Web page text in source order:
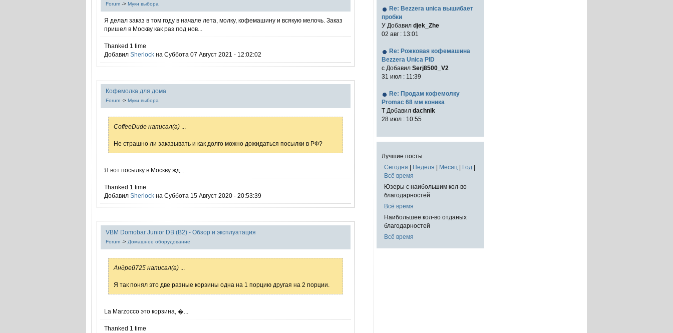
Forum -> Муки выбора
Я делал заказ в том году в начале лета, молку, кофемашину и всякую мелочь. Заказ
пришел в Москву как раз под нов...
Thanked 1 time
Добавил Sherlock на Суббота 07 Август 2021 - 12:02:02
Кофемолка для дома
Forum -> Муки выбора
CoffeeDude написал(а)
Не страшно ли заказывать и как долго можно дожидаться посылки в РФ?
Я вот посылку в Москву жд...
Thanked 1 time
Добавил Sherlock на Суббота 15 Август 2020 - 20:53:39
VBM Domobar Junior DB (B2) - Обзор и эксплуатация
Forum -> Домашнее оборудование
Андрей725 написал(а)
Я так понял это две разные корзины одна на 1 порцию другая на 2 порции.
La Marzocco это корзина, �...
Thanked 1 time
Re: Bezzera unica вышибает
пробки
У Добавил djek_Zhe
02 авг : 13:01
Re: Рожковая кофемашина
Bezzera Unica PID
с Добавил Serj8500_V2
31 июл : 11:39
Re: Продам кофемолку
Promac 68 мм коника
T Добавил dachnik
28 июл : 10:55
Лучшие посты
Сегодня | Неделя | Месяц | Год |
Всё время
Юзеры с наибольшим кол-во
благодарностей
Всё время
Наибольшее кол-во отданых
благодарностей
Всё время